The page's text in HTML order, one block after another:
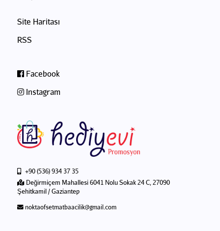
Site Haritası
RSS
Facebook
Instagram
+90 (536) 934 37 35
Değirmiçem Mahallesi 6041 Nolu Sokak 24 C, 27090
Şehitkamil / Gaziantep
noktaofsetmatbaacilik@gmail.com